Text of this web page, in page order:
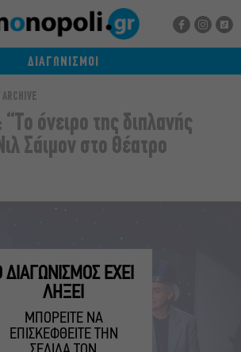
ΔΙΑΓΩΝΙΣΜΟΙ
ARCHIVE
όνειρο της διπλανής
Σάιμον στο Θέατρο
ΔΙΑΓΩΝΙΣΜΟΣ ΕΧΕΙ
ΛΗΞΕΙ
ΜΠΟΡΕΙΤΕ ΝΑ
ΕΠΙΣΚΕΦΘΕΙΤΕ ΤΗΝ